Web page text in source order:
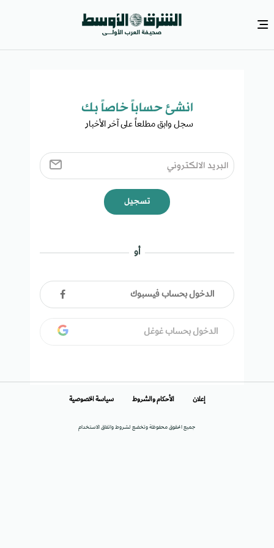
انشئ حساباً خاصاً بك​
سجل وابق مطلعاً على آخر الأخبار ​
تسجيل
أو
الدخول بحساب فيسبوك
الدخول بحساب غوغل
جميع الحقوق محفوظة وتخضع لشروط واتفاق الاستخدام
إعلان الأحكام والشروط سياسة الخصوصية